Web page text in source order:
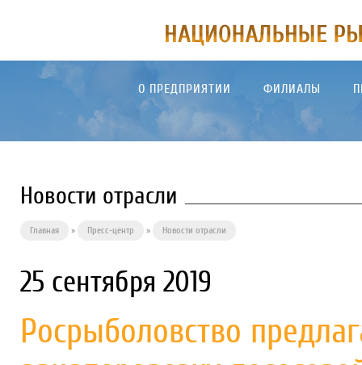
О ПРЕДПРИЯТИИ ФИЛИАЛЫ
Новости отрасли
Главная » Пресс-центр » Новости отрасли
25 сентября 2019
Росрыболовство